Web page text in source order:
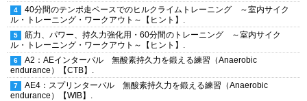
40分間のテンポ走ペースでのヒルクライムトレーニング ～室内サイク
ル・トレーニング・ワークアウト～【ヒント】.
筋力、パワー、持久力強化用・60分間のトレーニング ～室内サイク
ル・トレーニング・ワークアウト～【ヒント】.
A2：AEインターバル 無酸素持久力を鍛える練習（Anaerobic
endurance）【CTB】.
AE4：スプリンターバル 無酸素持久力を鍛える練習（Anaerobic
endurance）【WIB】.